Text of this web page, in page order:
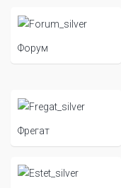
Форум
Фрегат